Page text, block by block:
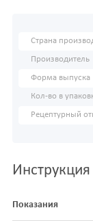
Страна
Производитель
Форма выпуска
Кол-во в
Рецептурный
Показания